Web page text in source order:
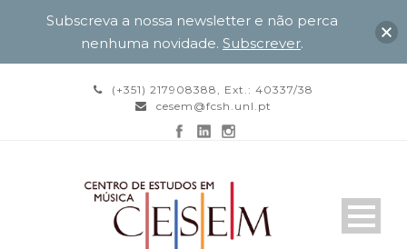
(+351) 217908388, Ext.: 40337/38
cesem@fcsh.unl.pt
Subscreva a nossa newsletter e não perca
nenhuma novidade. Subscrever.